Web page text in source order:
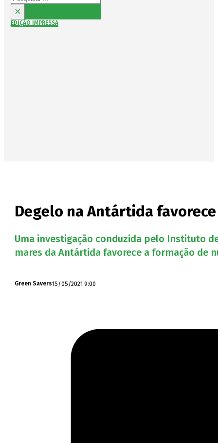
×
EDIÇÃO IMPRESSA
Degelo na Antártida
Uma investigação conduzida pelo Instituto
mares da Antártida favorece a formação de
Green Savers15/05/2021 9:00